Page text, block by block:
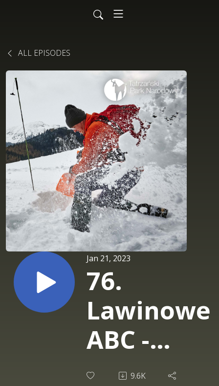
ALL EPISODES
Jan 21, 2023
76.
Lawinowe
ABC -
wyścig z
9.6K